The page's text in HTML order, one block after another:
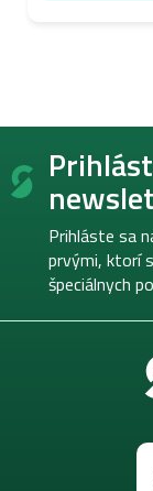
Z
Prihláste sa
prvými, ktorí
špeciálnych